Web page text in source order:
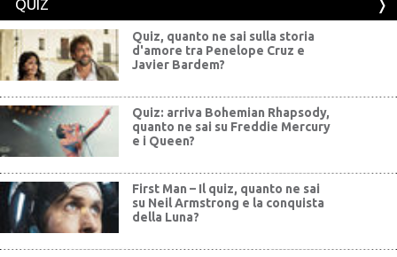
QUIZ
Quiz, quanto ne sai sulla storia
d'amore tra Penelope Cruz e
Javier Bardem?
Quiz: arriva Bohemian Rhapsody,
quanto ne sai su Freddie Mercury
e i Queen?
First Man – Il quiz, quanto ne sai
su Neil Armstrong e la conquista
della Luna?